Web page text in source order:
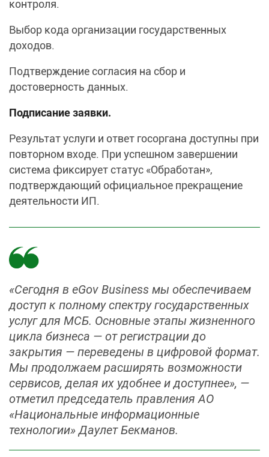
контроля.
Выбор кода организации государственных
доходов.
Подтверждение согласия на сбор и
достоверность данных.
Подписание заявки.
Результат услуги и ответ госоргана доступны при
повторном входе. При успешном завершении
система фиксирует статус «Обработан»,
подтверждающий официальное прекращение
деятельности ИП.
«Сегодня в eGov Business мы обеспечиваем
доступ к полному спектру государственных
услуг для МСБ. Основные этапы жизненного
цикла бизнеса — от регистрации до
закрытия — переведены в цифровой формат.
Мы продолжаем расширять возможности
сервисов, делая их удобнее и доступнее», —
отметил председатель правления АО
«Национальные информационные
технологии» Даулет Бекманов.